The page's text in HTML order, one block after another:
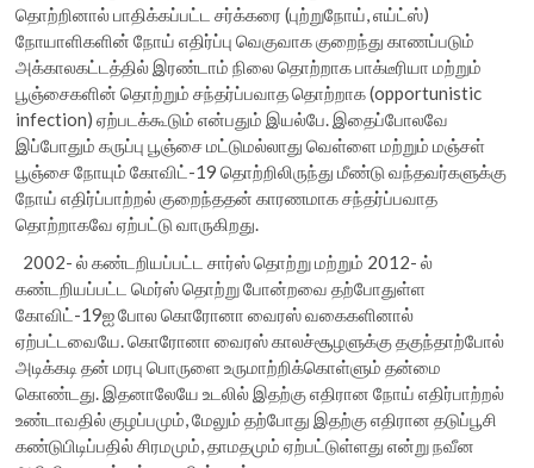
தொற்றினால் பாதிக்கப்பட்ட சர்க்கரை (புற்றுநோய், எய்ட்ஸ்)
நோயாளிகளின் நோய் எதிர்ப்பு வெகுவாக குறைந்து காணப்படும்
அக்காலகட்டத்தில் இரண்டாம் நிலை தொற்றாக பாக்டீரியா மற்றும்
பூஞ்சைகளின் தொற்றும் சந்தர்ப்பவாத தொற்றாக (opportunistic
infection) ஏற்படக்கூடும் என்பதும் இயல்பே. இதைப்போலவே
இப்போதும் கருப்பு பூஞ்சை மட்டுமல்லாது வெள்ளை மற்றும் மஞ்சள்
பூஞ்சை நோயும் கோவிட்-19 தொற்றிலிருந்து மீண்டு வந்தவர்களுக்கு
நோய் எதிர்ப்பாற்றல் குறைந்ததன் காரணமாக சந்தர்ப்பவாத
தொற்றாகவே ஏற்பட்டு வாருகிறது.
2002- ல் கண்டறியப்பட்ட சார்ஸ் தொற்று மற்றும் 2012- ல்
கண்டறியப்பட்ட மெர்ஸ் தொற்று போன்றவை தற்போதுள்ள
கோவிட்-19ஐ போல கொரோனா வைரஸ் வகைகளினால்
ஏற்பட்டவையே. கொரோனா வைரஸ் காலச்சூழளுக்கு தகுந்தாற்போல்
அடிக்கடி தன் மரபு பொருளை உருமாற்றிக்கொள்ளும் தன்மை
கொண்டது. இதனாலேயே உடலில் இதற்கு எதிரான நோய் எதிர்பாற்றல்
உண்டாவதில் குழப்பமும், மேலும் தற்போது இதற்கு எதிரான தடுப்பூசி
கண்டுபிடிப்பதில் சிரமமும், தாமதமும் ஏற்பட்டுள்ளது என்று நவீன